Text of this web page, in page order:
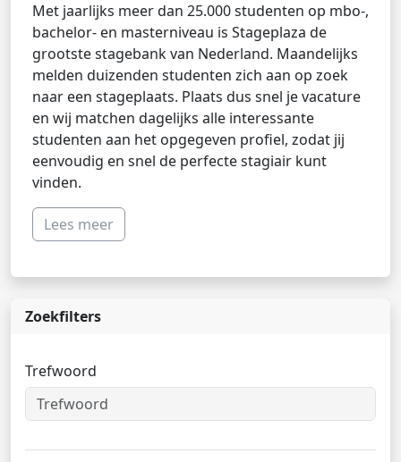
Met jaarlijks meer dan 25.000 studenten op mbo-,
bachelor- en masterniveau is Stageplaza de
grootste stagebank van Nederland. Maandelijks
melden duizenden studenten zich aan op zoek
naar een stageplaats. Plaats dus snel je vacature
en wij matchen dagelijks alle interessante
studenten aan het opgegeven profiel, zodat jij
eenvoudig en snel de perfecte stagiair kunt
vinden.
Lees meer
Zoekfilters
Trefwoord